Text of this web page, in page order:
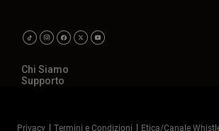
Chi Siamo
Supporto
Privacy Termini e Condizioni Etica/Canale